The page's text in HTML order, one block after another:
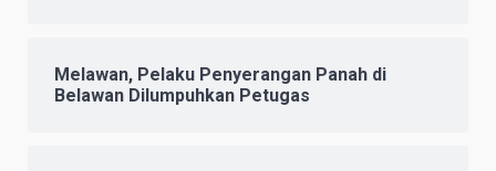
Melawan, Pelaku Penyerangan Panah di
Belawan Dilumpuhkan Petugas